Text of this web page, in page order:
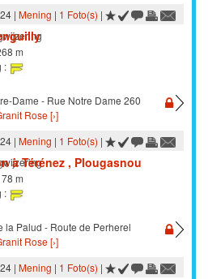
| Mening | 1 Foto(s) |
m
:
Dame - Rue Notre Dame 260
Rose [›]
| Mening | 1 Foto(s) |
à Térénez , Plougasnou
m
:
la Palud - Route de Perherel
Rose [›]
| Mening | 1 Foto(s) |